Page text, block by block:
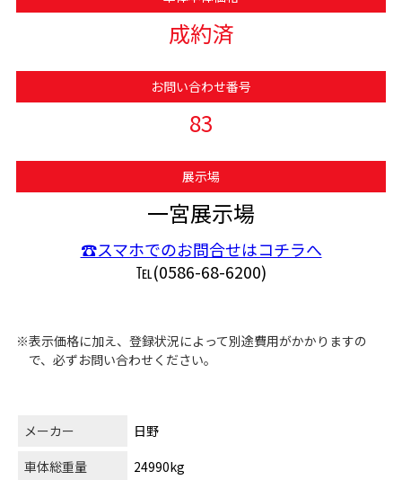
成約済
お問い合わせ番号
83
展示場
一宮展示場
☎スマホでのお問合せはコチラへ
℡(0586-68-6200)
※表示価格に加え、登録状況によって別途費用がかかりますの
で、必ずお問い合わせください。
メーカー
日野
車体総重量
24990kg